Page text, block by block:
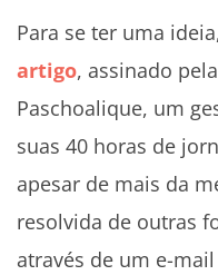
Para se ter uma
artigo, assinado
Paschoalique, um
suas 40 horas de
apesar de mais da
resolvida de outras
através de um e-